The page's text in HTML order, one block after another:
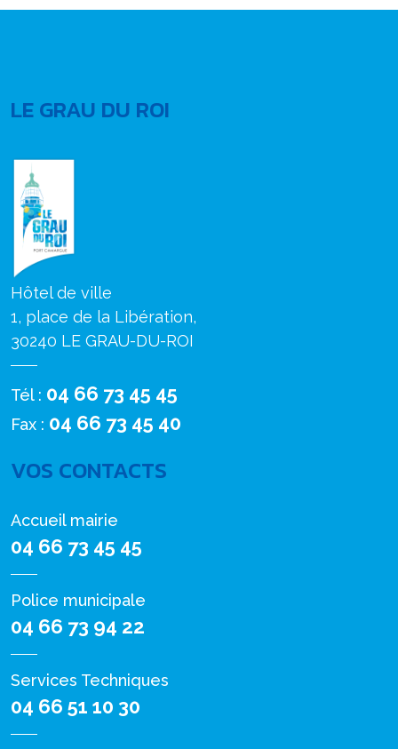
LE GRAU DU ROI
Hôtel de ville
1, place de la Libération,
30240 LE GRAU-DU-ROI
Tél : 04 66 73 45 45
Fax : 04 66 73 45 40
VOS CONTACTS
Accueil mairie
04 66 73 45 45
Police municipale
04 66 73 94 22
Services Techniques
04 66 51 10 30